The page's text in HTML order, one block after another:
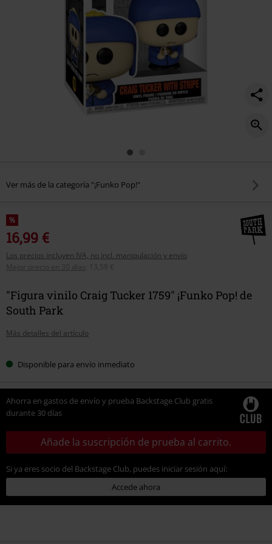
Ver más de la categoría "¡Funko Pop!"
%
16,99 €
Los precios incluyen IVA, no incl. manipulación y envío
Mejor precio en 30 días
13,59 €
"Figura vinilo Craig Tucker 1759" ¡Funko Pop! de
South Park
Más detalles del artículo
Disponible para envío inmediato
Ahorra en gastos de envío y prueba Backstage Club gratis
durante 30 días
Añade la suscripción de prueba al carrito.
Si ya eres socio del Backstage Club, puedes iniciar sesión aquí:
Accede ahora